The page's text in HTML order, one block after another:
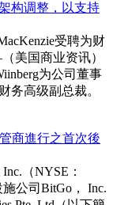
构调整，以支持
受聘为财
美国商业资讯）
为公司董事
务高级副总裁。
商進行之首次後
（NYSE：
公司BitGo， Inc.